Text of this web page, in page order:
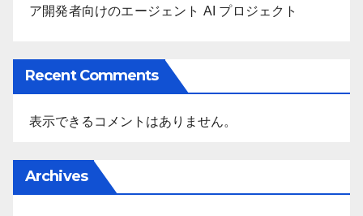
ア開発者向けのエージェント AI プロジェクト
Recent Comments
表示できるコメントはありません。
Archives